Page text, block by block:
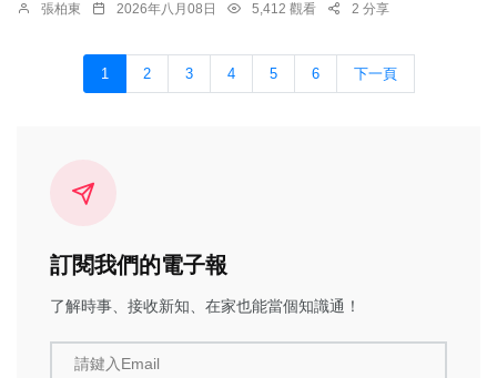
張柏東 2026年八月08日 5,412 觀看 2 分享
1 2 3 4 5 6 下一頁
訂閱我們的電子報
了解時事、接收新知、在家也能當個知識通！
請鍵入Email